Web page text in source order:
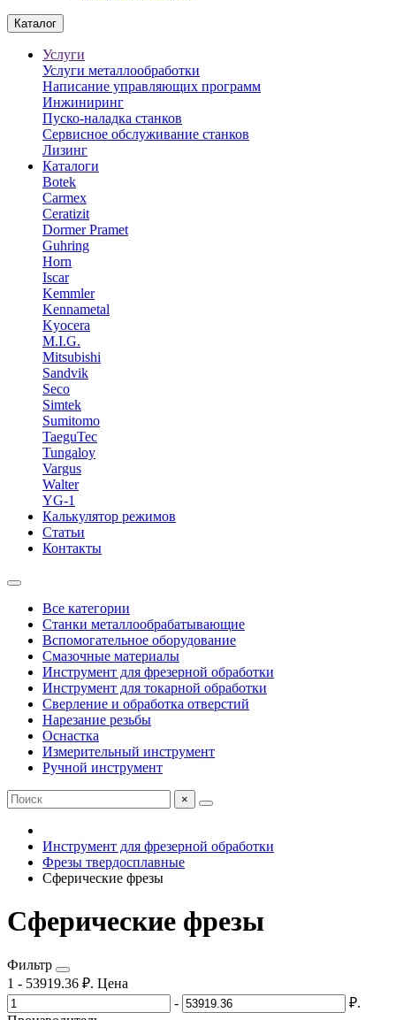
Каталог
Услуги
Услуги металлообработки
Написание управляющих программ
Инжиниринг
Пуско-наладка станков
Сервисное обслуживание станков
Лизинг
Каталоги
Botek
Carmex
Ceratizit
Dormer Pramet
Guhring
Horn
Iscar
Kemmler
Kennametal
Kyocera
M.I.G.
Mitsubishi
Sandvik
Seco
Simtek
Sumitomo
TaeguTec
Tungaloy
Vargus
Walter
YG-1
Калькулятор режимов
Статьи
Контакты
Все категории
Станки металлообрабатывающие
Вспомогательное оборудование
Смазочные материалы
Инструмент для фрезерной обработки
Инструмент для токарной обработки
Сверление и обработка отверстий
Нарезание резьбы
Оснастка
Измерительный инструмент
Ручной инструмент
×
Инструмент для фрезерной обработки
Фрезы твердосплавные
Сферические фрезы
Сферические фрезы
Фильтр
1 - 53919.36 ₽. Цена
-
₽.